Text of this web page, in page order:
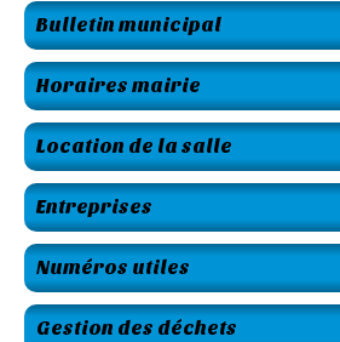
Bulletin municipal
Horaires mairie
Location de la salle
Entreprises
Numéros utiles
Gestion des déchets